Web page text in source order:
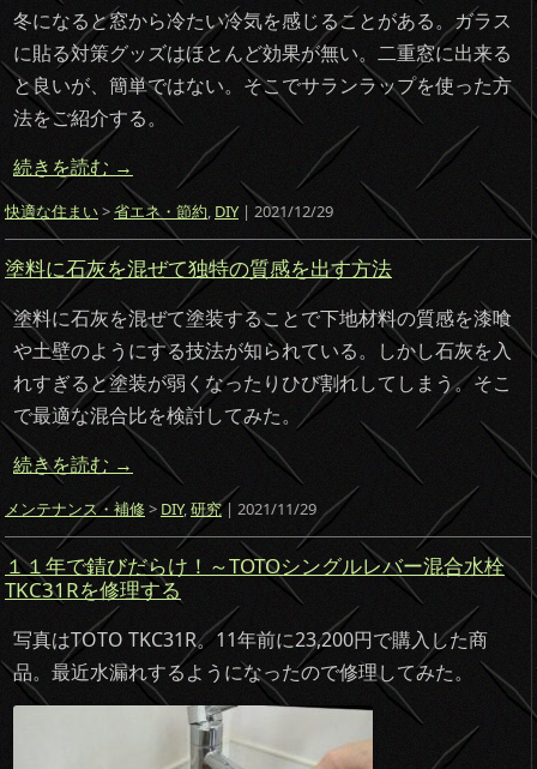
冬になると窓から冷たい冷気を感じることがある。ガラス
に貼る対策グッズはほとんど効果が無い。二重窓に出来る
と良いが、簡単ではない。そこでサランラップを使った方
法をご紹介する。
続きを読む →
快適な住まい>省エネ・節約, DIY| 2021/12/29
塗料に石灰を混ぜて独特の質感を出す方法
塗料に石灰を混ぜて塗装することで下地材料の質感を漆喰
や土壁のようにする技法が知られている。しかし石灰を入
れすぎると塗装が弱くなったりひび割れしてしまう。そこ
で最適な混合比を検討してみた。
続きを読む →
メンテナンス・補修> DIY,研究| 2021/11/29
１１年で錆びだらけ！～TOTOシングルレバー混合水栓
TKC31Rを修理する
写真はTOTO TKC31R。11年前に23,200円で購入した商
品。最近水漏れするようになったので修理してみた。